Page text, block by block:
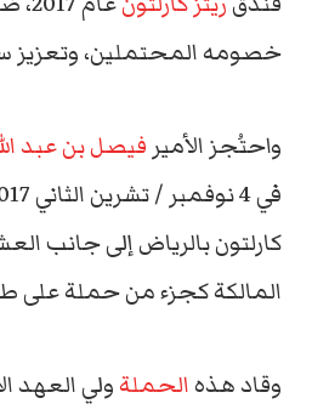
خصومه المحتملين، وتعزيز
واحتُجز الأمير فيصل بن عبد
كارلتون بالرياض إلى جانب
المالكة كجزء من حملة على
وقاد هذهالحملةولي العهد